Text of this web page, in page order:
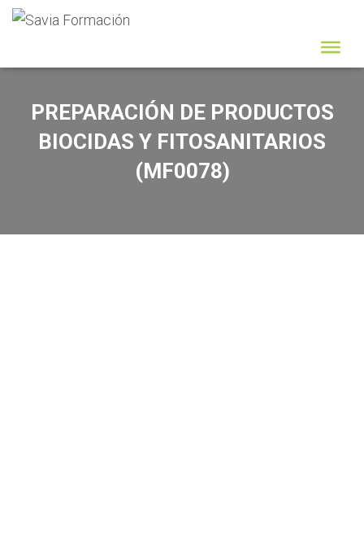
PREPARACIÓN DE PRODUCTOS
BIOCIDAS Y FITOSANITARIOS
(MF0078)